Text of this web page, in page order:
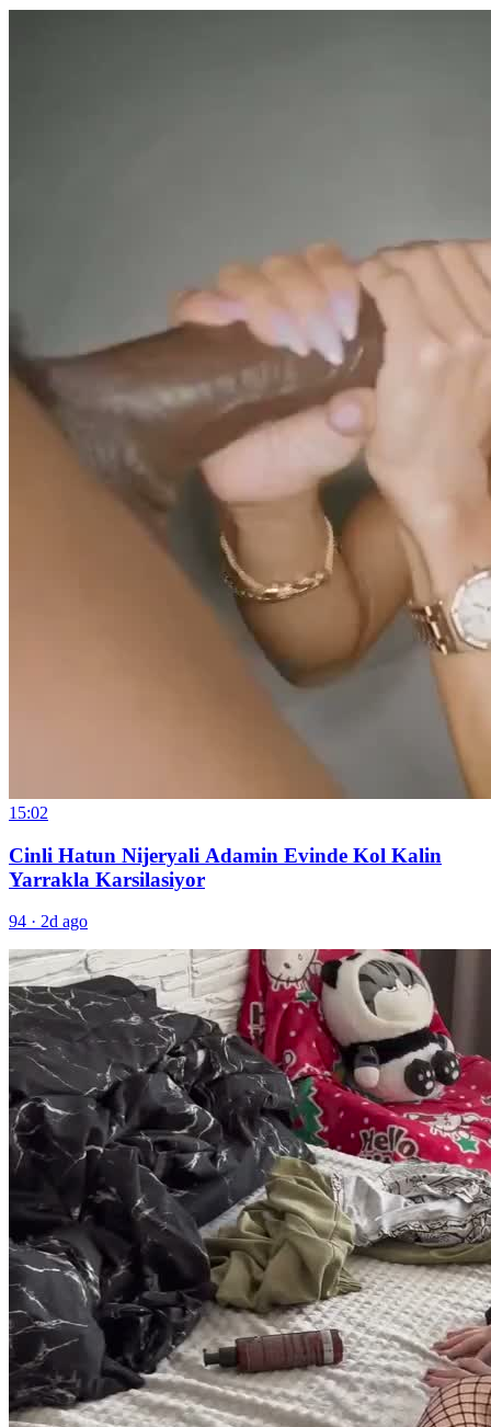
15:02
Cinli Hatun Nijeryali Adamin Evinde Kol Kalin
Yarrakla Karsilasiyor
94 · 2d ago